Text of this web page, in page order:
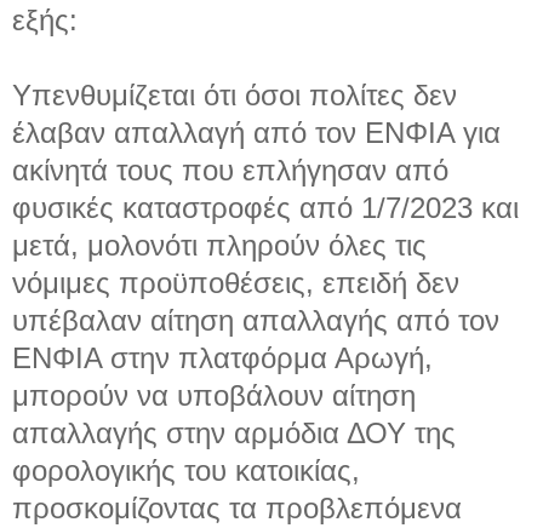
εξής:
Υπενθυμίζεται ότι όσοι πολίτες δεν
έλαβαν απαλλαγή από τον ΕΝΦΙΑ για
ακίνητά τους που επλήγησαν από
φυσικές καταστροφές από 1/7/2023 και
μετά, μολονότι πληρούν όλες τις
νόμιμες προϋποθέσεις, επειδή δεν
υπέβαλαν αίτηση απαλλαγής από τον
ΕΝΦΙΑ στην πλατφόρμα Αρωγή,
μπορούν να υποβάλουν αίτηση
απαλλαγής στην αρμόδια ΔΟΥ της
φορολογικής του κατοικίας,
προσκομίζοντας τα προβλεπόμενα